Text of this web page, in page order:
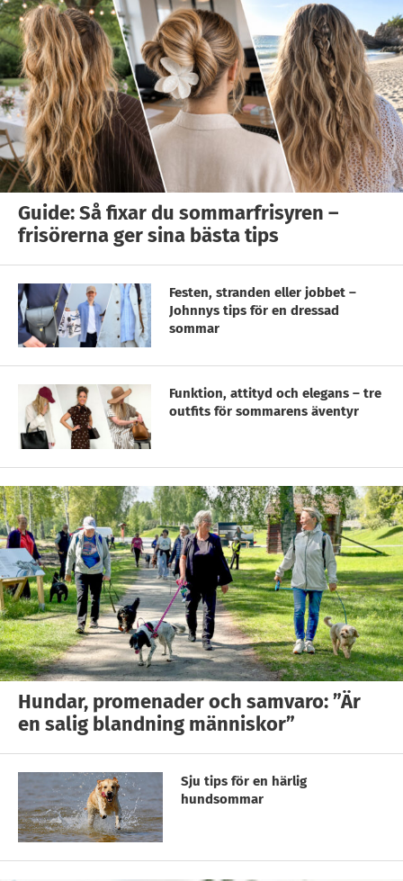
Guide: Så fixar du sommarfrisyren –
frisörerna ger sina bästa tips
Festen, stranden eller jobbet –
Johnnys tips för en dressad
sommar
Funktion, attityd och elegans – tre
outfits för sommarens äventyr
Hundar, promenader och samvaro: ”Är
en salig blandning människor”
Sju tips för en härlig
hundsommar